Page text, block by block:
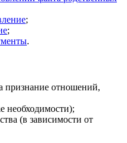
;
;
.
признание отношений,
необходимости);
(в зависимости от